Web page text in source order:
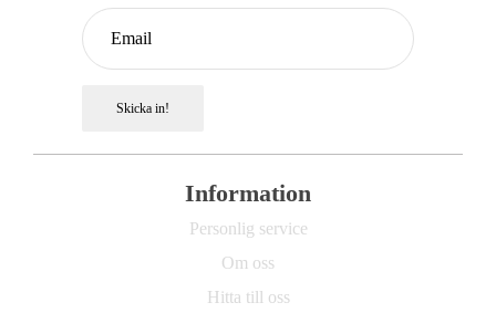
Skicka in!
Information
Personlig service
Om oss
Hitta till oss